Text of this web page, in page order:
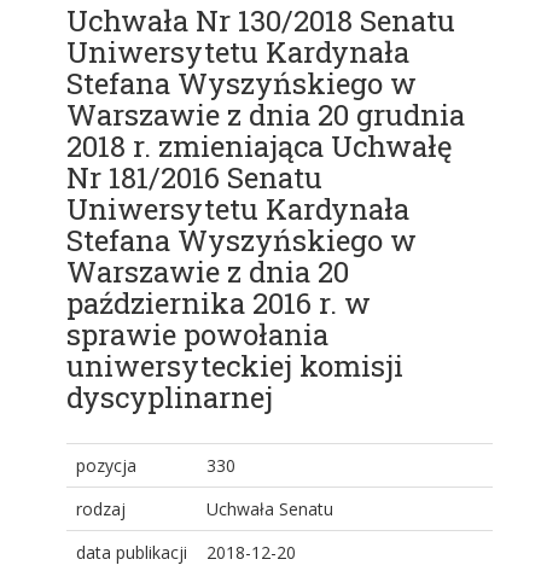
Uchwała Nr 130/2018 Senatu
Uniwersytetu Kardynała
Stefana Wyszyńskiego w
Warszawie z dnia 20 grudnia
2018 r. zmieniająca Uchwałę
Nr 181/2016 Senatu
Uniwersytetu Kardynała
Stefana Wyszyńskiego w
Warszawie z dnia 20
października 2016 r. w
sprawie powołania
uniwersyteckiej komisji
dyscyplinarnej
pozycja
330
rodzaj
Uchwała Senatu
data publikacji
2018-12-20